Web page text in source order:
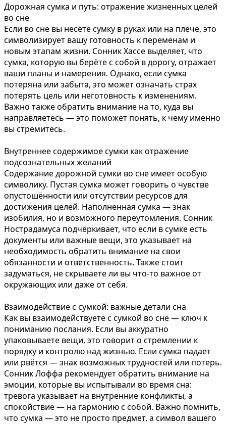
Дорожная сумка и путь: отражение жизненных целей
во сне
Если во сне вы несёте сумку в руках или на плече, это
символизирует вашу готовность к переменам и
новым этапам жизни. Сонник Хассе выделяет, что
сумка, которую вы берёте с собой в дорогу, отражает
ваши планы и намерения. Однако, если сумка
потеряна или забыта, это может означать страх
потерять цель или неготовность к изменениям.
Важно также обратить внимание на то, куда вы
направляетесь — это поможет понять, к чему именно
вы стремитесь.
Внутреннее содержимое сумки как отражение
подсознательных желаний
Содержание дорожной сумки во сне имеет особую
символику. Пустая сумка может говорить о чувстве
опустошённости или отсутствии ресурсов для
достижения целей. Наполненная сумка — знак
изобилия, но и возможного переутомления. Сонник
Нострадамуса подчёркивает, что если в сумке есть
документы или важные вещи, это указывает на
необходимость обратить внимание на свои
обязанности и ответственность. Также стоит
задуматься, не скрываете ли вы что-то важное от
окружающих или даже от себя.
Взаимодействие с сумкой: важные детали сна
Как вы взаимодействуете с сумкой во сне — ключ к
пониманию послания. Если вы аккуратно
упаковываете вещи, это говорит о стремлении к
порядку и контролю над жизнью. Если сумка падает
или рвётся — знак возможных трудностей или потерь.
Сонник Лоффа рекомендует обратить внимание на
эмоции, которые вы испытывали во время сна:
тревога указывает на внутренние конфликты, а
спокойствие — на гармонию с собой. Важно помнить,
что сумка — это не просто предмет, а символ вашего